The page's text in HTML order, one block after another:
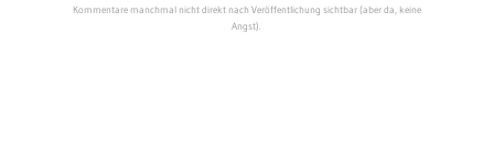
Kommentare manchmal nicht direkt nach Veröffentlichung sichtbar (aber da, keine
Angst).